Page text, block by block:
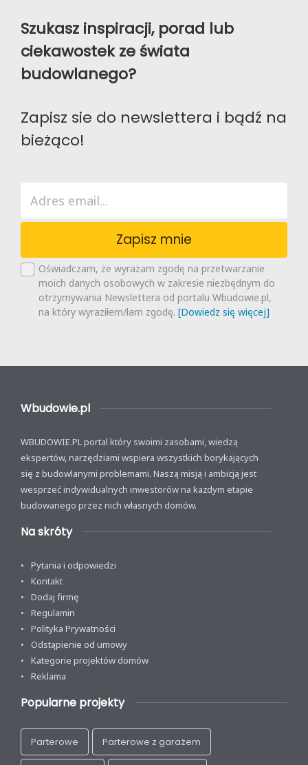
Szukasz inspiracji, porad lub
ciekawostek ze świata
budowlanego?
Zapisz sie do newslettera i bądź na
bieżąco!
Zapisz mnie
Oświadczam, że wyrażam zgodę na przetwarzanie
moich danych osobowych w zakresie niezbędnym do
otrzymywania Newslettera od portalu Wbudowie.pl,
na który wyraziłem/łam zgodę. [Dowiedz się więcej]
Wbudowie.pl
WBUDOWIE.PL portal który swoimi zasobami, wiedzą
ekspertów, narzędziami wspiera wszystkich borykających
się z budowlanymi problemami. Naszą misją i ambicją jest
wesprzeć indywidualnych inwestorów na każdym etapie
budowanego przez nich własnych domów.
Na skróty
Pytania i odpowiedzi
Kontakt
Dodaj firmę
Regulamin
Polityka Prywatności
Odstąpienie od umowy
Kategorie projektów domów
Reklama
Popularne projekty
Parterowe Parterowe z garażem